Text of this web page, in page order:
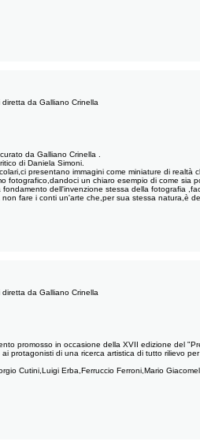
da Galliano Crinella
da Galliano Crinella .
di Daniela Simoni.
presentano immagini come miniature di
fotografico,dandoci un chiaro esempio di come
dell'invenzione stessa della fotografia
fare i conti un'arte che,per sua stessa natura,è
da Galliano Crinella
promosso in occasione della XVII edizione del
protagonisti di una ricerca artistica di tutto rilievo per
Cutini,Luigi Erba,Ferruccio Ferroni,Mario